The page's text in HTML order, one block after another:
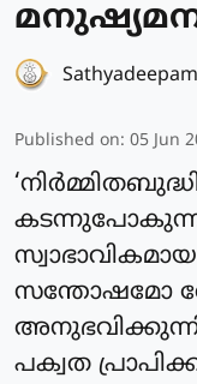
Sathyadeepam
Published on: 05 Jun
സന്തോഷമോ
പക്വത